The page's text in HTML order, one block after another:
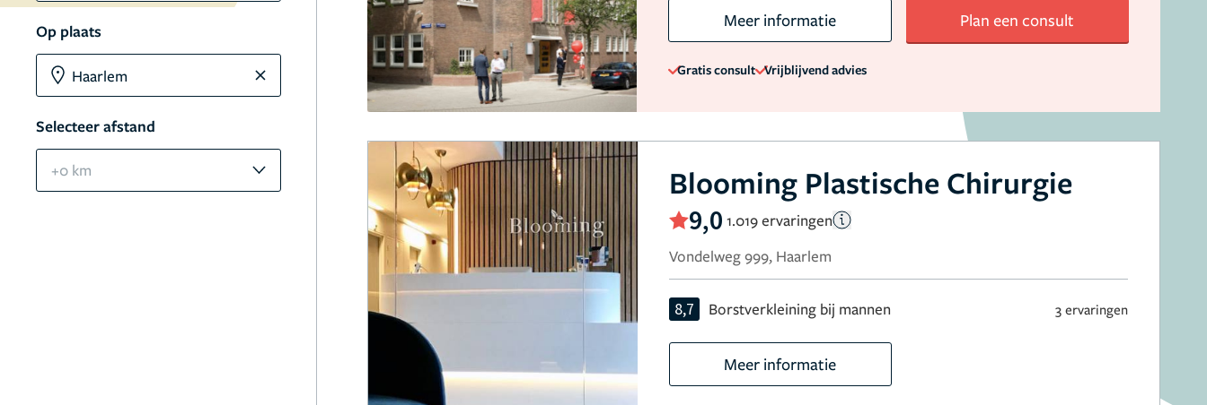
Op plaats
Selecteer afstand
+0 km
Meer informatie Plan een consult
Gratis consult Vrijblijvend advies
Blooming Plastische Chirurgie
9,0 1.019 ervaringen
Vondelweg 999, Haarlem
8,7 Borstverkleining bij mannen 3 ervaringen
Meer informatie